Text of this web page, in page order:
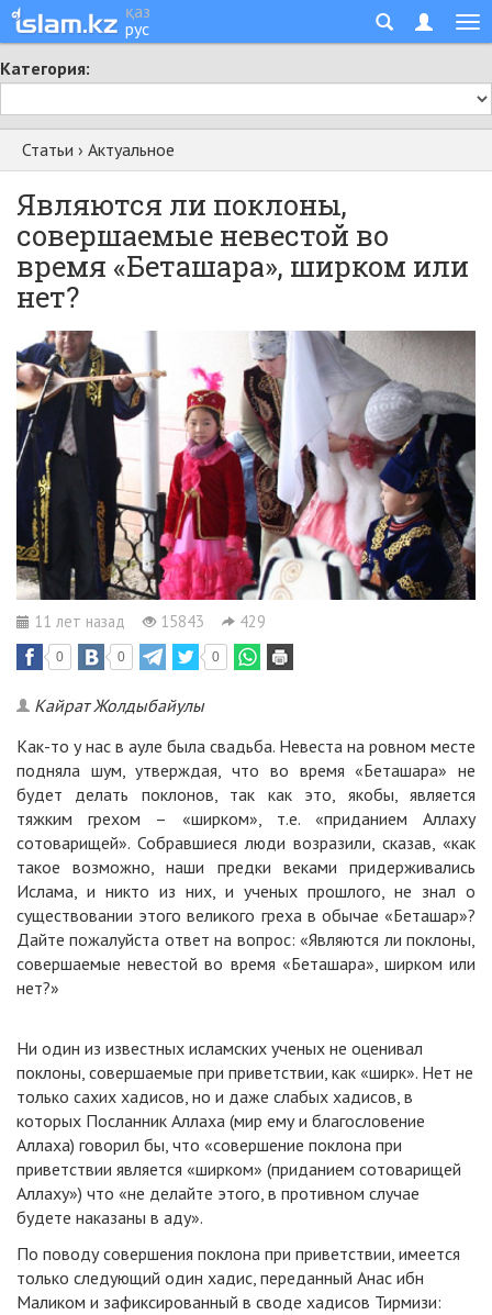
қаз
рус
Категория:
Статьи › Актуальное
Являются ли поклоны,
совершаемые невестой во
время «Беташара», ширком или
нет?
11 лет назад 15843 429
0 0 0
Кайрат Жолдыбайулы
Как-то у нас в ауле была свадьба. Невеста на ровном месте
подняла шум, утверждая, что во время «Беташара» не
будет делать поклонов, так как это, якобы, является
тяжким грехом – «ширком», т.е. «приданием Аллаху
сотоварищей». Собравшиеся люди возразили, сказав, «как
такое возможно, наши предки веками придерживались
Ислама, и никто из них, и ученых прошлого, не знал о
существовании этого великого греха в обычае «Беташар»?
Дайте пожалуйста ответ на вопрос: «Являются ли поклоны,
совершаемые невестой во время «Беташара», ширком или
нет?»
Ни один из известных исламских ученых не оценивал
поклоны, совершаемые при приветствии, как «ширк». Нет не
только сахих хадисов, но и даже слабых хадисов, в
которых Посланник Аллаха (мир ему и благословение
Аллаха) говорил бы, что «совершение поклона при
приветствии является «ширком» (приданием сотоварищей
Аллаху») что «не делайте этого, в противном случае
будете наказаны в аду».
По поводу совершения поклона при приветствии, имеется
только следующий один хадис, переданный Анас ибн
Маликом и зафиксированный в своде хадисов Тирмизи: